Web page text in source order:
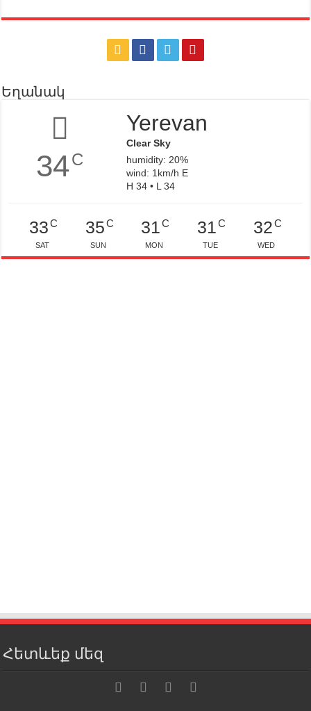
Եղանակ
34C
Yerevan
Clear Sky
humidity: 20%
wind: 1km/h E
H 34 • L 34
33C
SAT
35C
SUN
31 C
MON
31C
TUE
32C
WED
Հետևեք մեզ